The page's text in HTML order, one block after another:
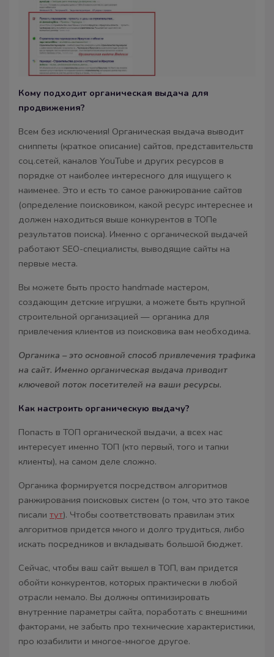
Кому подходит органическая выдача для
продвижения?
Всем без исключения! Органическая выдача выводит
сниппеты (краткое описание) сайтов, представительств
соц.сетей, каналов YouTube и других ресурсов в
порядке от наиболее интересного для ищущего к
наименее. Это и есть то самое ранжирование сайтов
(определение поисковиком, какой ресурс интереснее и
должен находиться выше конкурентов в ТОПе
результатов поиска). Именно с органической выдачей
работают SEO-специалисты, выводящие сайты на
первые места.
Вы можете быть просто handmade мастером,
создающим детские игрушки, а можете быть крупной
строительной организацией — органика для
привлечения клиентов из поисковика вам необходима.
Органика – это основной способ привлечения трафика
на сайт. Именно органическая выдача приводит
ключевой поток посетителей на ваши ресурсы.
Как настроить органическую выдачу?
Попасть в ТОП органической выдачи, а всех нас
интересует именно ТОП (кто первый, того и тапки
клиенты), на самом деле сложно.
Органика формируется посредством алгоритмов
ранжирования поисковых систем (о том, что это такое
писали тут). Чтобы соответствовать правилам этих
алгоритмов придется много и долго трудиться, либо
искать посредников и вкладывать большой бюджет.
Сейчас, чтобы ваш сайт вышел в ТОП, вам придется
обойти конкурентов, которых практически в любой
отрасли немало. Вы должны оптимизировать
внутренние параметры сайта, поработать с внешними
факторами, не забыть про технические характеристики,
про юзабилити и многое-многое другое.